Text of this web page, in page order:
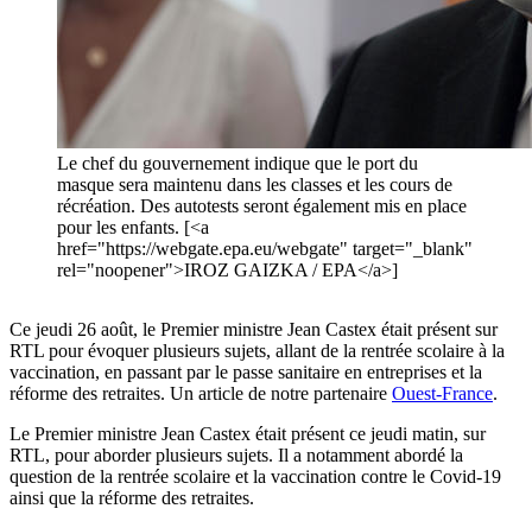
Le chef du gouvernement indique que le port du
masque sera maintenu dans les classes et les cours de
récréation. Des autotests seront également mis en place
pour les enfants. [<a
href="https://webgate.epa.eu/webgate" target="_blank"
rel="noopener">IROZ GAIZKA / EPA</a>]
Ce jeudi 26 août, le Premier ministre Jean Castex était présent sur
RTL pour évoquer plusieurs sujets, allant de la rentrée scolaire à la
vaccination, en passant par le passe sanitaire en entreprises et la
réforme des retraites. Un article de notre partenaire Ouest-France.
Le Premier ministre Jean Castex était présent ce jeudi matin, sur
RTL, pour aborder plusieurs sujets. Il a notamment abordé la
question de la rentrée scolaire et la vaccination contre le Covid-19
ainsi que la réforme des retraites.